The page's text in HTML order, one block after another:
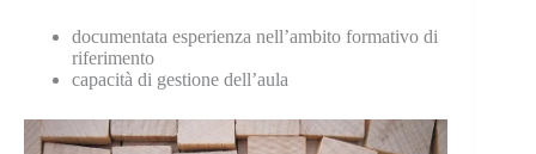
documentata esperienza nell’ambito formativo di
riferimento
capacità di gestione dell’aula